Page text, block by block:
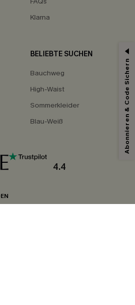
Klarna
BELIEBTE SUCHEN
Bauchweg
High-Waist
Sommerkleider
Blau-Weiß
4.4
für E-Mail-Abonnenten.
Jeder Code ist einmal gültig.
. Sie können sich jederzeit abmelden.
Abonnieren & Code Sichern